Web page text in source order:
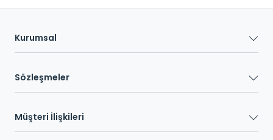
Kurumsal
Sözleşmeler
Müşteri İlişkileri